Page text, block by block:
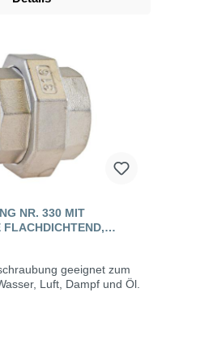
NR. 330 MIT
FLACHDICHTEND,
geeignet zum
Luft, Dampf und Öl.